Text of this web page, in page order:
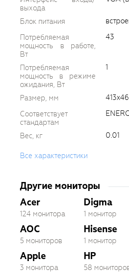
выхода
Блок питания
Потребляемая
мощность в работе,
Вт
43
Потребляемая
мощность в режиме
ожидания, Вт
1
Размер, мм
Соответствует
стандартам
Вес, кг 0.01
Все характеристики
Другие мониторы
Acer
124 монитора
AOC
5 мониторов
Apple
3 монитора
Digma
1 монитор
Hisense
1 монитор
HP
58